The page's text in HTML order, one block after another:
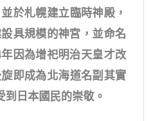
於札幌建立臨時神殿，
具規模的神宮，並命名
因為增祀明治天皇才改
即成為北海道名副其實
到日本國民的崇敬。